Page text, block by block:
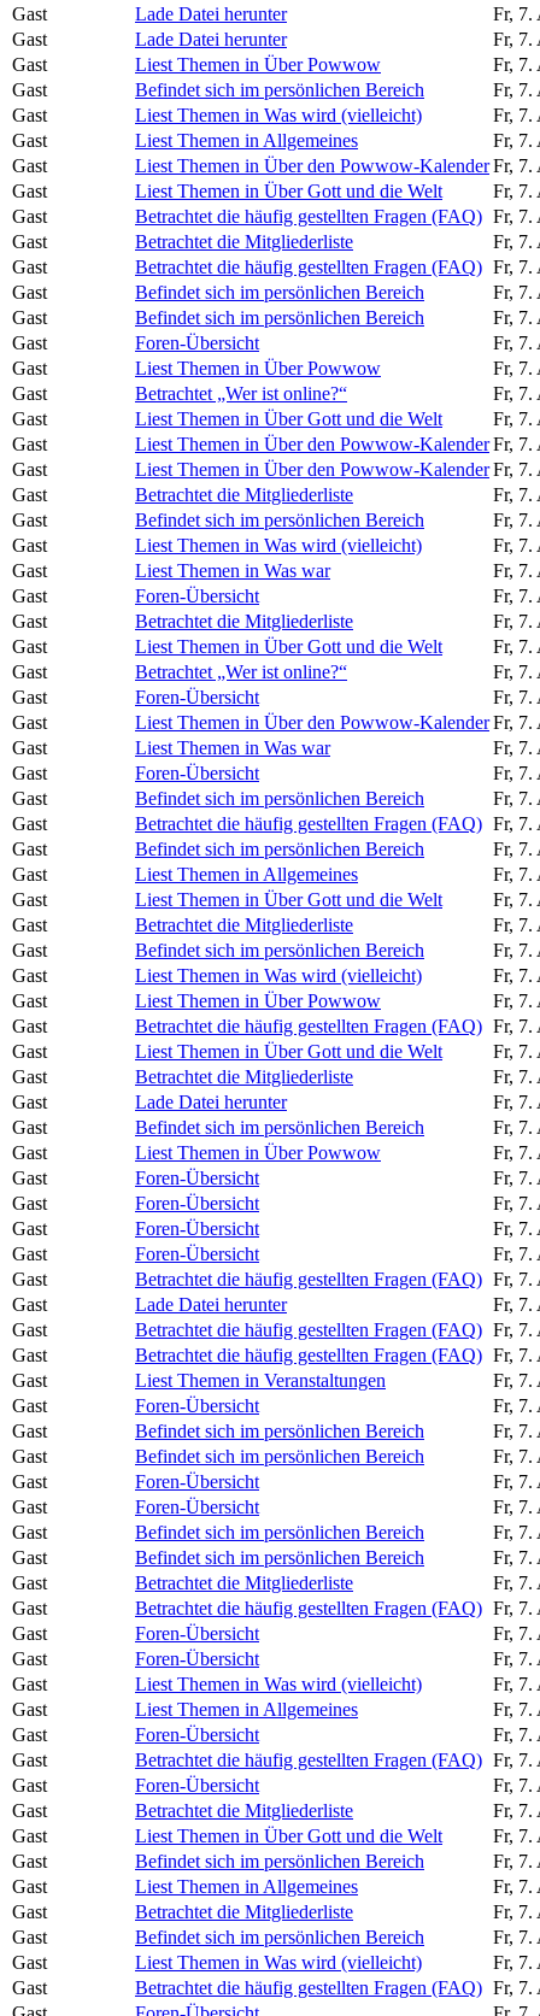
Gast
Lade Datei herunter
Fr, 7.
Gast
Lade Datei herunter
Fr, 7.
Gast
Liest Themen in Über Powwow
Fr, 7.
Gast
Befindet sich im persönlichen Bereich
Fr, 7.
Gast
Liest Themen in Was wird (vielleicht)
Fr, 7.
Gast
Liest Themen in Allgemeines
Fr, 7.
Gast
Liest Themen in Über den Powwow-KalenderFr, 7.
Gast
Liest Themen in Über Gott und die Welt
Fr, 7.
Gast
Betrachtet die häufig gestellten Fragen (FAQ) Fr, 7.
Gast
Betrachtet die Mitgliederliste
Fr, 7.
Gast
Betrachtet die häufig gestellten Fragen (FAQ) Fr, 7.
Gast
Befindet sich im persönlichen Bereich
Fr, 7.
Gast
Befindet sich im persönlichen Bereich
Fr, 7.
Gast
Foren-Übersicht
Fr, 7.
Gast
Liest Themen in Über Powwow
Fr, 7.
Gast
Betrachtet „Wer ist online?“
Fr, 7.
Gast
Liest Themen in Über Gott und die Welt
Fr, 7.
Gast
Liest Themen in Über den Powwow-KalenderFr, 7.
Gast
Liest Themen in Über den Powwow-KalenderFr, 7.
Gast
Betrachtet die Mitgliederliste
Fr, 7.
Gast
Befindet sich im persönlichen Bereich
Fr, 7.
Gast
Liest Themen in Was wird (vielleicht)
Fr, 7.
Gast
Liest Themen in Was war
Fr, 7.
Gast
Foren-Übersicht
Fr, 7.
Gast
Betrachtet die Mitgliederliste
Fr, 7.
Gast
Liest Themen in Über Gott und die Welt
Fr, 7.
Gast
Betrachtet „Wer ist online?“
Fr, 7.
Gast
Foren-Übersicht
Fr, 7.
Gast
Liest Themen in Über den Powwow-KalenderFr, 7.
Gast
Liest Themen in Was war
Fr, 7.
Gast
Foren-Übersicht
Fr, 7.
Gast
Befindet sich im persönlichen Bereich
Fr, 7.
Gast
Betrachtet die häufig gestellten Fragen (FAQ) Fr, 7.
Gast
Befindet sich im persönlichen Bereich
Fr, 7.
Gast
Liest Themen in Allgemeines
Fr, 7.
Gast
Liest Themen in Über Gott und die Welt
Fr, 7.
Gast
Betrachtet die Mitgliederliste
Fr, 7.
Gast
Befindet sich im persönlichen Bereich
Fr, 7.
Gast
Liest Themen in Was wird (vielleicht)
Fr, 7.
Gast
Liest Themen in Über Powwow
Fr, 7.
Gast
Betrachtet die häufig gestellten Fragen (FAQ) Fr, 7.
Gast
Liest Themen in Über Gott und die Welt
Fr, 7.
Gast
Betrachtet die Mitgliederliste
Fr, 7.
Gast
Lade Datei herunter
Fr, 7.
Gast
Befindet sich im persönlichen Bereich
Fr, 7.
Gast
Liest Themen in Über Powwow
Fr, 7.
Gast
Foren-Übersicht
Fr, 7.
Gast
Foren-Übersicht
Fr, 7.
Gast
Foren-Übersicht
Fr, 7.
Gast
Foren-Übersicht
Fr, 7.
Gast
Betrachtet die häufig gestellten Fragen (FAQ) Fr, 7.
Gast
Lade Datei herunter
Fr, 7.
Gast
Betrachtet die häufig gestellten Fragen (FAQ) Fr, 7.
Gast
Betrachtet die häufig gestellten Fragen (FAQ) Fr, 7.
Gast
Liest Themen in Veranstaltungen
Fr, 7.
Gast
Foren-Übersicht
Fr, 7.
Gast
Befindet sich im persönlichen Bereich
Fr, 7.
Gast
Befindet sich im persönlichen Bereich
Fr, 7.
Gast
Foren-Übersicht
Fr, 7.
Gast
Foren-Übersicht
Fr, 7.
Gast
Befindet sich im persönlichen Bereich
Fr, 7.
Gast
Befindet sich im persönlichen Bereich
Fr, 7.
Gast
Betrachtet die Mitgliederliste
Fr, 7.
Gast
Betrachtet die häufig gestellten Fragen (FAQ) Fr, 7.
Gast
Foren-Übersicht
Fr, 7.
Gast
Foren-Übersicht
Fr, 7.
Gast
Liest Themen in Was wird (vielleicht)
Fr, 7.
Gast
Liest Themen in Allgemeines
Fr, 7.
Gast
Foren-Übersicht
Fr, 7.
Gast
Betrachtet die häufig gestellten Fragen (FAQ) Fr, 7.
Gast
Foren-Übersicht
Fr, 7.
Gast
Betrachtet die Mitgliederliste
Fr, 7.
Gast
Liest Themen in Über Gott und die Welt
Fr, 7.
Gast
Befindet sich im persönlichen Bereich
Fr, 7.
Gast
Liest Themen in Allgemeines
Fr, 7.
Gast
Betrachtet die Mitgliederliste
Fr, 7.
Gast
Befindet sich im persönlichen Bereich
Fr, 7.
Gast
Liest Themen in Was wird (vielleicht)
Fr, 7.
Gast
Betrachtet die häufig gestellten Fragen (FAQ) Fr, 7.